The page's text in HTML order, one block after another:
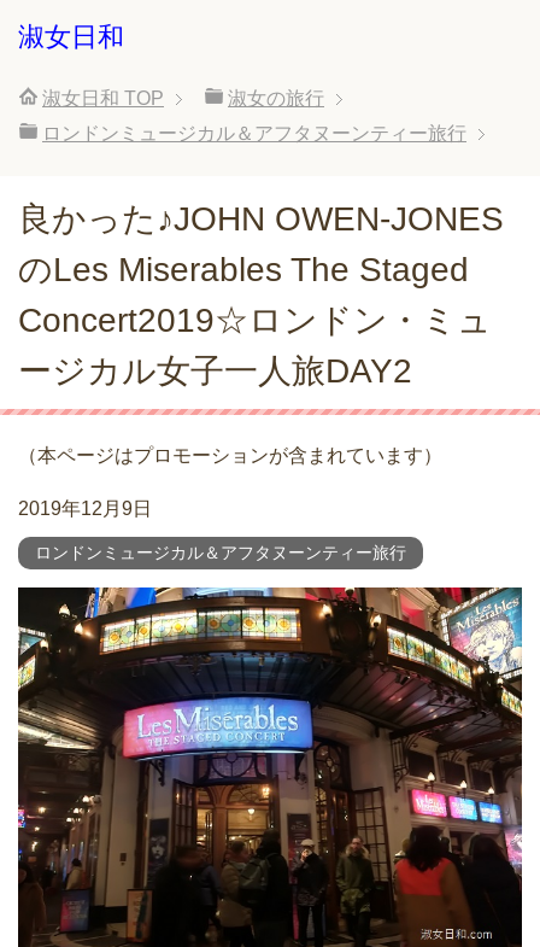
淑女日和
淑女日和 TOP
淑女の旅行
ロンドンミュージカル＆アフタヌーンティー旅行
良かった♪JOHN OWEN-JONES
のLes Miserables The Staged
Concert2019☆ロンドン・ミュ
ージカル女子一人旅DAY2
（本ページはプロモーションが含まれています）
2019年12月9日
ロンドンミュージカル＆アフタヌーンティー旅行